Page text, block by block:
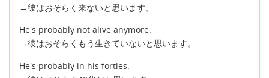
→彼はおそらく来ないと思います。
He's probably not alive anymore.
→彼はおそらくもう生きていないと思います。
He's probably in his forties.